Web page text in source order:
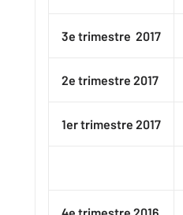
3e trimestre 2017
2e trimestre 2017
1ertrimestre 2017